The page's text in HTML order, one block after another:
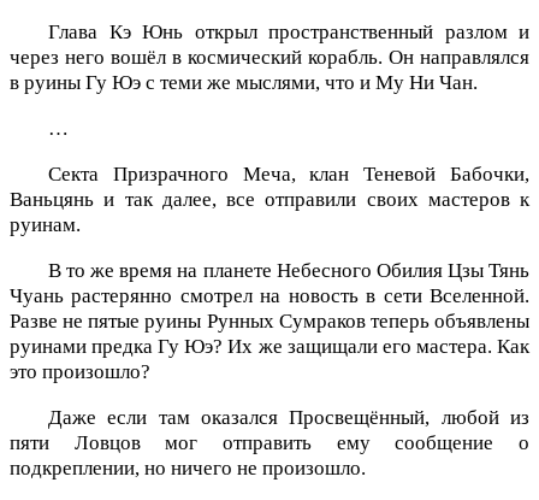
Глава Кэ Юнь открыл пространственный разлом и
через него вошёл в космический корабль. Он направлялся
в руины Гу Юэ с теми же мыслями, что и Му Ни Чан.
…
Секта Призрачного Меча, клан Теневой Бабочки,
Ваньцянь и так далее, все отправили своих мастеров к
руинам.
В то же время на планете Небесного Обилия Цзы Тянь
Чуань растерянно смотрел на новость в сети Вселенной.
Разве не пятые руины Рунных Сумраков теперь объявлены
руинами предка Гу Юэ? Их же защищали его мастера. Как
это произошло?
Даже если там оказался Просвещённый, любой из
пяти Ловцов мог отправить ему сообщение о
подкреплении, но ничего не произошло.